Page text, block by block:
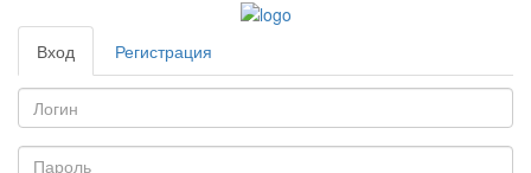
Вход Регистрация